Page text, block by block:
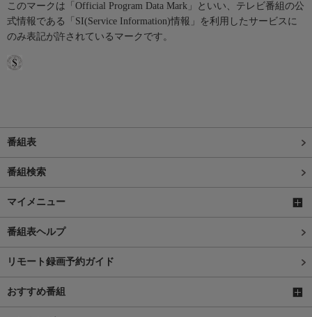
このマークは「Official Program Data Mark」といい、テレビ番組の公
式情報である「SI(Service Information)情報」を利用したサービスに
のみ表記が許されているマークです。
番組表
番組検索
マイメニュー
番組表ヘルプ
リモート録画予約ガイド
おすすめ番組